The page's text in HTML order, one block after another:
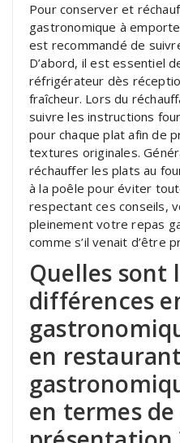
Pour conserver et
gastronomique à
est recommandé de
D’abord, il est essentiel
réfrigérateur dès
fraîcheur. Lors du
suivre les instructions
pour chaque plat afin de
textures originales.
réchauffer les plats au
à la poêle pour éviter
respectant ces conseils,
pleinement votre repas
comme s’il venait d’être
Quelles sont
différences
en
en termes